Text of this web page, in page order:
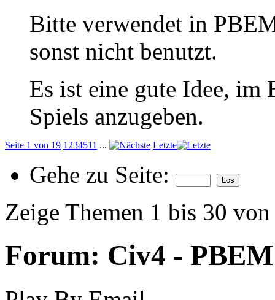
Bitte verwendet in
sonst nicht benutzt.
Es ist eine gute Idee, im
Spiels anzugeben.
Seite 1 von 19 1 234511 ... Letzte
Gehe zu Seite:
Zeige Themen 1 bis 30
Forum: Civ4 - PBEM